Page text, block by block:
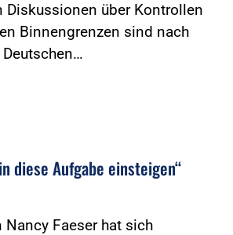
Diskussionen über Kontrollen
Binnengrenzen sind nach
diese Aufgabe einsteigen“
Faeser hat sich